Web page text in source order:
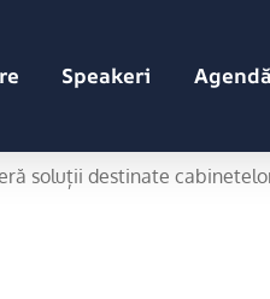
Speakeri Agendă
soluții destinate